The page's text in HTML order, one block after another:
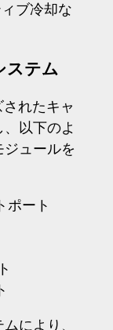
ブ冷却な
ステム
れたキャ
以下のよ
ュールを
ポート
により、